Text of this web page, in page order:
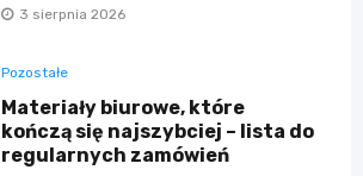
3 sierpnia 2026
Pozostałe
Materiały biurowe, które
kończą się najszybciej – lista do
regularnych zamówień